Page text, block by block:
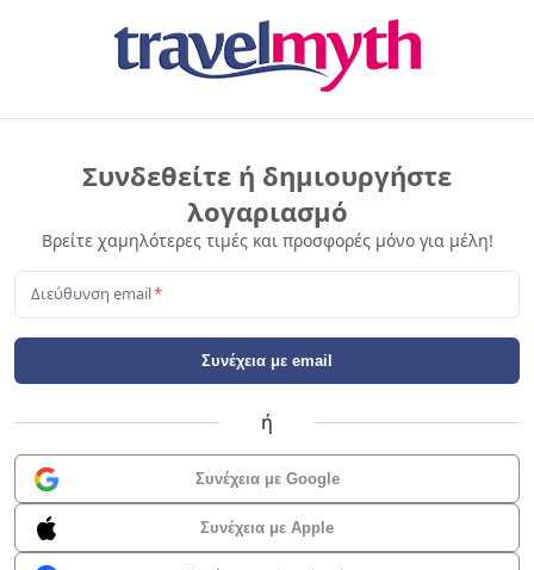
Συνδεθείτε ή δημιουργήστε
λογαριασμό
Βρείτε χαμηλότερες τιμές και προσφορές μόνο για μέλη!
Διεύθυνση email*
Συνέχεια με email
ή
Συνέχεια με Google
Συνέχεια με Apple